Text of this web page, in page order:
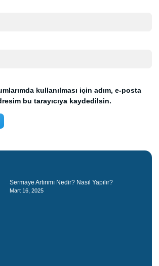
kullanılması için adım, e-posta
bu tarayıcıya kaydedilsin.
Sermaye Artırımı Nedir? Nasıl Yapılır?
Mart 16, 2025